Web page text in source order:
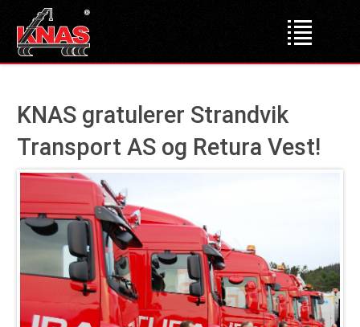
Produkter
Lastebilkraner
Dumper
Liftdumper
Tipper
Krokløftere
Bakløft
KNAS gratulerer Strandvik
Transport AS og Retura Vest!